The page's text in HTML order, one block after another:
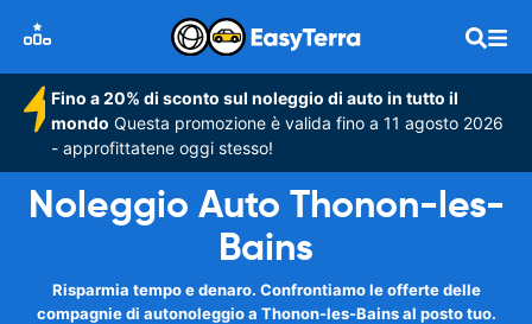
Fino a 20% di sconto sul noleggio di auto in tutto il
mondo Questa promozione è valida fino a 11 agosto 2026
- approfittatene oggi stesso!
Noleggio Auto Thonon-les-
Bains
Risparmia tempo e denaro. Confrontiamo le offerte delle
compagnie di autonoleggio a Thonon-les-Bains al posto tuo.